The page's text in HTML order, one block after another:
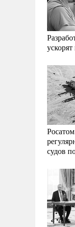
судов